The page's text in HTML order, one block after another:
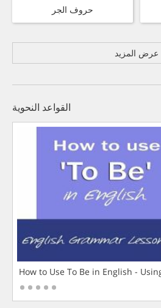
حروف الجر
عرض المزيد
القواعد النحوية
How to Use To Be in English -